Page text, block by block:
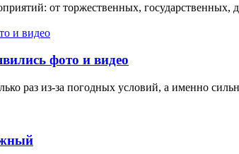
от торжественных,
фото и видео
раз из-за погодных условий, а именно